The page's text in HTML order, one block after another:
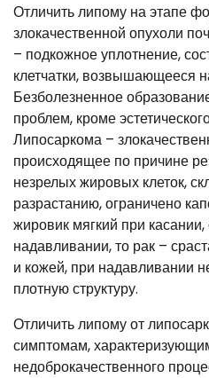
Отличить липому на этапе
злокачественной опухоли
– подкожное уплотнение,
клетчатки, возвышающееся
Безболезненное
проблем, кроме
Липосаркома –
происходящее по причине
незрелых жировых клеток,
разрастанию, ограничено
жировик мягкий при
надавливании, то рак –
и кожей, при надавливании
плотную структуру.
Отличить липому от
симптомам,
недоброкачественного